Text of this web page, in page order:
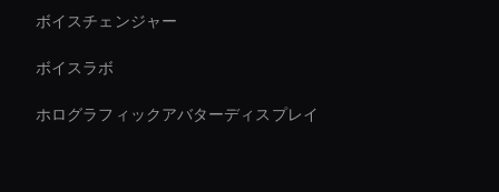
ボイスチェンジャー
ボイスラボ
ホログラフィックアバターディスプレイ